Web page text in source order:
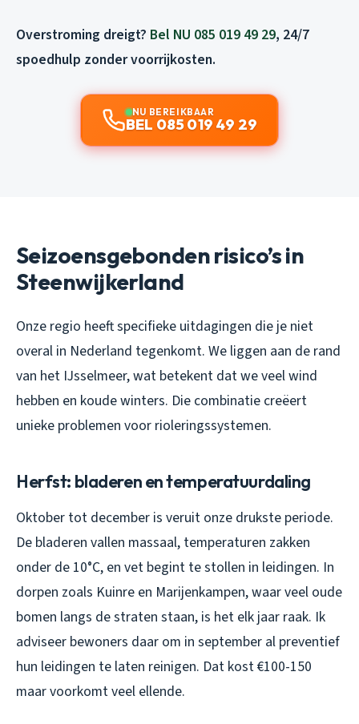
Overstroming dreigt? Bel NU 085 019 49 29, 24/7
spoedhulp zonder voorrijkosten.
NU BEREIKBAAR
BEL 085 019 49 29
Seizoensgebonden risico’s in
Steenwijkerland
Onze regio heeft specifieke uitdagingen die je niet
overal in Nederland tegenkomt. We liggen aan de rand
van het IJsselmeer, wat betekent dat we veel wind
hebben en koude winters. Die combinatie creëert
unieke problemen voor rioleringssystemen.
Herfst: bladeren en temperatuurdaling
Oktober tot december is veruit onze drukste periode.
De bladeren vallen massaal, temperaturen zakken
onder de 10°C, en vet begint te stollen in leidingen. In
dorpen zoals Kuinre en Marijenkampen, waar veel oude
bomen langs de straten staan, is het elk jaar raak. Ik
adviseer bewoners daar om in september al preventief
hun leidingen te laten reinigen. Dat kost €100-150
maar voorkomt veel ellende.